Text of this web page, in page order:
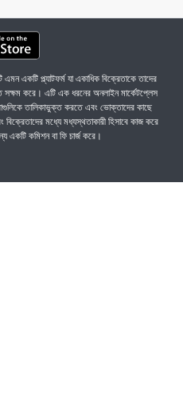
একটি প্ল্যাটফর্ম যা একাধিক বিক্রেতাকে তাদের
সক্ষম করে। এটি এক ধরনের অনলাইন মার্কেটপ্লেস
তালিকাভুক্ত করতে এবং ভোক্তাদের কাছে
মধ্যে মধ্যস্থতাকারী হিসাবে কাজ করে
একটি কমিশন বা ফি চার্জ করে।